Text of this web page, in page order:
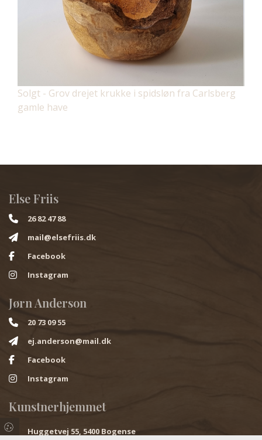
Solgt - Grov drejet krukke i spidsløn fra Carlsberg
gamle have
Else Friis
26 82 47 88
mail@elsefriis.dk
Facebook
Instagram
Jørn Anderson
20 73 09 55
ej.anderson@mail.dk
Facebook
Instagram
Kunstnerhjemmet
Huggetvej 55, 5400 Bogense